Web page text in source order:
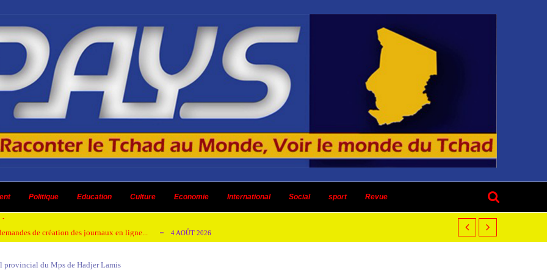
Politique Education Culture Economie International Social sport Revue
AOÛT 2026
honorer son ancien leader 2 AOÛT 2026
de création des journaux en ligne... 4 AOÛT 2026
un dividende ni une quelconque plus-...
provincial du Mps de Hadjer Lamis